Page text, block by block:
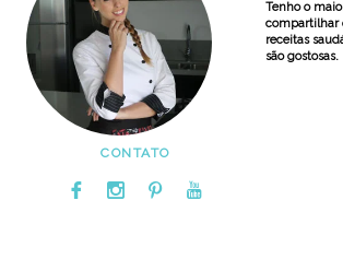
Tenho o
compartilhar
receitas
são gostosas.
CONTATO